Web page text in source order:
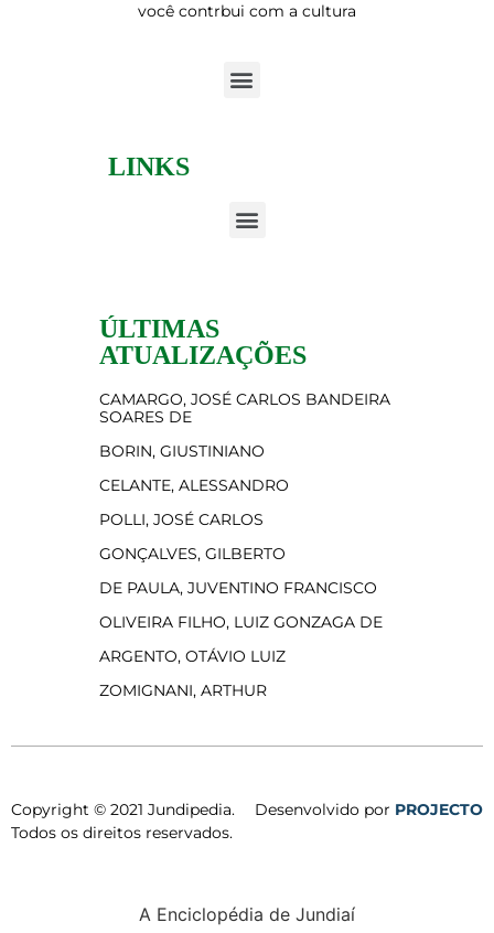
você contrbui com a cultura
LINKS
ÚLTIMAS
ATUALIZAÇÕES
CAMARGO, JOSÉ CARLOS BANDEIRA
SOARES DE
BORIN, GIUSTINIANO
CELANTE, ALESSANDRO
POLLI, JOSÉ CARLOS
GONÇALVES, GILBERTO
DE PAULA, JUVENTINO FRANCISCO
OLIVEIRA FILHO, LUIZ GONZAGA DE
ARGENTO, OTÁVIO LUIZ
ZOMIGNANI, ARTHUR
Copyright © 2021 Jundipedia.
Todos os direitos reservados.
Desenvolvido por PROJECTO
A Enciclopédia de Jundiaí